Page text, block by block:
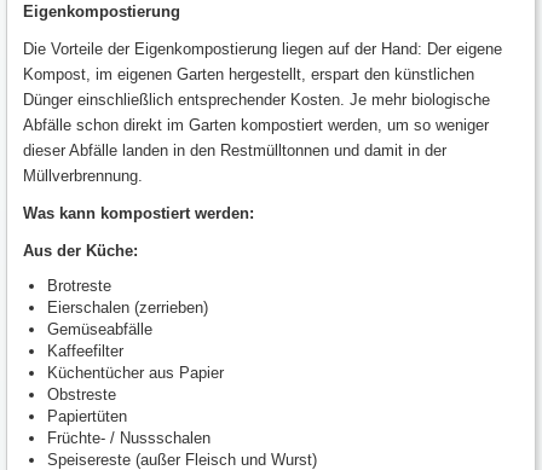
Eigenkompostierung
Die Vorteile der Eigenkompostierung liegen auf der Hand: Der eigene
Kompost, im eigenen Garten hergestellt, erspart den künstlichen
Dünger einschließlich entsprechender Kosten. Je mehr biologische
Abfälle schon direkt im Garten kompostiert werden, um so weniger
dieser Abfälle landen in den Restmülltonnen und damit in der
Müllverbrennung.
Was kann kompostiert werden:
Aus der Küche:
Brotreste
Eierschalen (zerrieben)
Gemüseabfälle
Kaffeefilter
Küchentücher aus Papier
Obstreste
Papiertüten
Früchte- / Nussschalen
Speisereste (außer Fleisch und Wurst)